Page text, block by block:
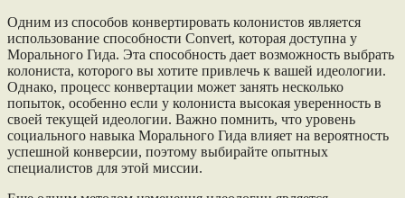
Одним из способов конвертировать колонистов является
использование способности Convert, которая доступна у
Морального Гида. Эта способность дает возможность выбрать
колониста, которого вы хотите привлечь к вашей идеологии.
Однако, процесс конвертации может занять несколько
попыток, особенно если у колониста высокая уверенность в
своей текущей идеологии. Важно помнить, что уровень
социального навыка Морального Гида влияет на вероятность
успешной конверсии, поэтому выбирайте опытных
специалистов для этой миссии.